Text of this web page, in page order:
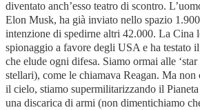
diventato anch’esso teatro di scontro.
Elon Musk, ha già inviato nello spazio
intenzione di spedirne altri 42.000. La Cina
spionaggio a favore degli USA e ha testato
che elude ogni difesa. Siamo ormai alle ‘star
stellari), come le chiamava Reagan. Ma
il cielo, stiamo supermilitarizzando il
una discarica di armi (non dimentichiamo